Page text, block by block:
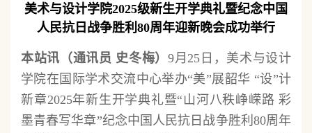
美术与设计学院2025级新生开学典礼暨纪念中国
人民抗日战争胜利80周年迎新晚会成功举行
本站讯（通讯员 史冬梅） 9月25日，美术与设计
学院在国际学术交流中心举办“美”展韶华 “设”计
新章2025年新生开学典礼暨“山河八秩峥嵘路 彩
墨青春写华章”纪念中国人民抗日战争胜利80周年